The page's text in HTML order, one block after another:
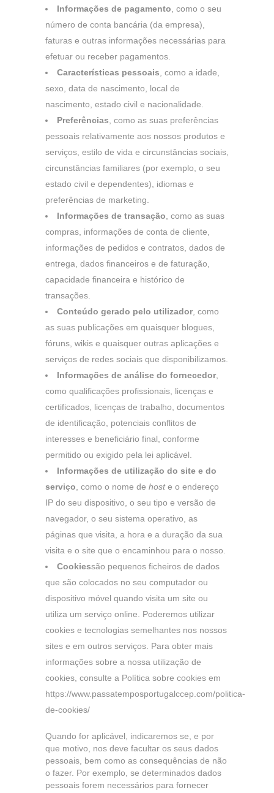
Informações de pagamento , como o seu
número de conta bancária (da empresa),
faturas e outras informações necessárias para
efetuar ou receber pagamentos.
Características pessoais , como a idade,
sexo, data de nascimento, local de
nascimento, estado civil e nacionalidade.
Preferências , como as suas preferências
pessoais relativamente aos nossos produtos e
serviços, estilo de vida e circunstâncias sociais,
circunstâncias familiares (por exemplo, o seu
estado civil e dependentes), idiomas e
preferências de marketing.
Informações de transação , como as suas
compras, informações de conta de cliente,
informações de pedidos e contratos, dados de
entrega, dados financeiros e de faturação,
capacidade financeira e histórico de
transações.
Conteúdo gerado pelo utilizador, como
as suas publicações em quaisquer blogues,
fóruns, wikis e quaisquer outras aplicações e
serviços de redes sociais que disponibilizamos.
Informações de análise do fornecedor,
como qualificações profissionais, licenças e
certificados, licenças de trabalho, documentos
de identificação, potenciais conflitos de
interesses e beneficiário final, conforme
permitido ou exigido pela lei aplicável.
Informações de utilização do site e do
serviço , como o nome de hoste o endereço
IP do seu dispositivo, o seu tipo e versão de
navegador, o seu sistema operativo, as
páginas que visita, a hora e a duração da sua
visita e o site que o encaminhou para o nosso.
Cookiessão pequenos ficheiros de dados
que são colocados no seu computador ou
dispositivo móvel quando visita um site ou
utiliza um serviço online. Poderemos utilizar
cookies e tecnologias semelhantes nos nossos
sites e em outros serviços. Para obter mais
informações sobre a nossa utilização de
cookies, consulte a Política sobre cookies em
https://www.passatemposportugalccep.com/politica-
de-cookies/
Quando for aplicável, indicaremos se, e por
que motivo, nos deve facultar os seus dados
pessoais, bem como as consequências de não
o fazer. Por exemplo, se determinados dados
pessoais forem necessários para fornecer